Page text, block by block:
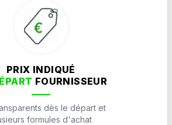
PRIX INDIQUÉ
FOURNISSEUR
dès le départ et
formules d'achat